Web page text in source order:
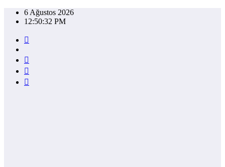
İçeriğe6 Ağustos 2026
12:50:32 PM